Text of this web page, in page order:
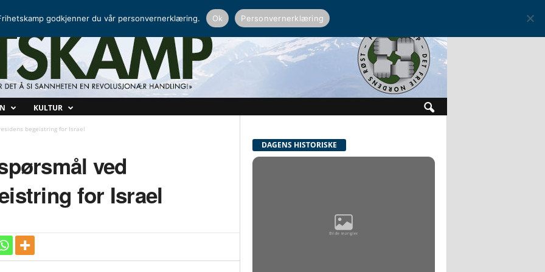
KULTUR
begeistring for Israel
ved
for Israel
DAGENS HISTORISKE
godkjenner du vår personvernerklæring. Ok Personvernerklæring